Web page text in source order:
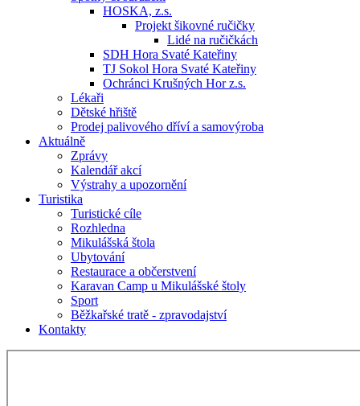
HOSKA, z.s.
Projekt šikovné ručičky
Lidé na ručičkách
SDH Hora Svaté Kateřiny
TJ Sokol Hora Svaté Kateřiny
Ochránci Krušných Hor z.s.
Lékaři
Dětské hřiště
Prodej palivového dříví a samovýroba
Aktuálně
Zprávy
Kalendář akcí
Výstrahy a upozornění
Turistika
Turistické cíle
Rozhledna
Mikulášská štola
Ubytování
Restaurace a občerstvení
Karavan Camp u Mikulášské štoly
Sport
Běžkařské tratě - zpravodajství
Kontakty